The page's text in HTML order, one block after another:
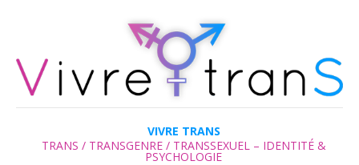
VIVRE TRANS
TRANS / TRANSGENRE / TRANSSEXUEL – IDENTITÉ &
PSYCHOLOGIE